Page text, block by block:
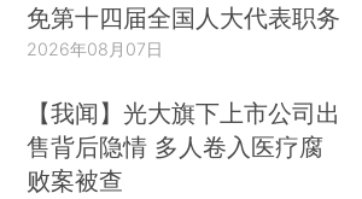
免第十四届全国人大代表职务
2026年08月07日
【我闻】光大旗下上市公司出
售背后隐情 多人卷入医疗腐
败案被查